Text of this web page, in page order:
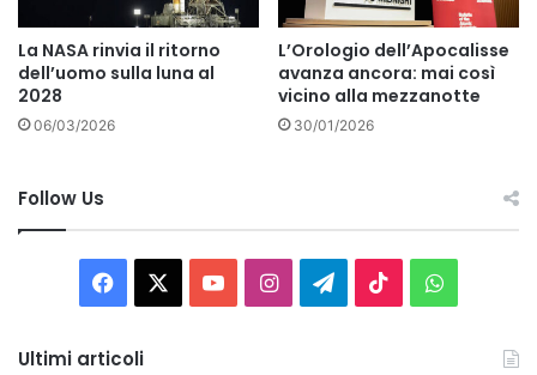
La NASA rinvia il ritorno
dell’uomo sulla luna al
2028
06/03/2026
L’Orologio dell’Apocalisse
avanza ancora: mai così
vicino alla mezzanotte
30/01/2026
Follow Us
Facebook You InstagramTelegram
TikTok
Ultimi articoli